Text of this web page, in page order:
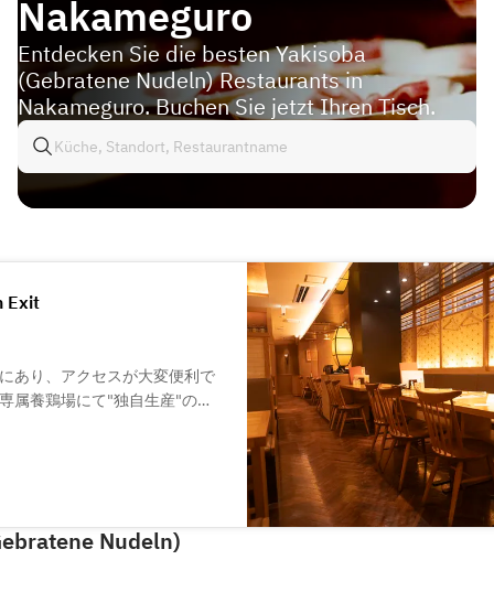
Nakameguro
Entdecken Sie die besten Yakisoba
(Gebratene Nudeln) Restaurants in
Nakameguro. Buchen Sie jetzt Ihren Tisch.
Exit
あり、アクセスが大変便利で
属養鶏場にて"独自生産"の
Nudeln)